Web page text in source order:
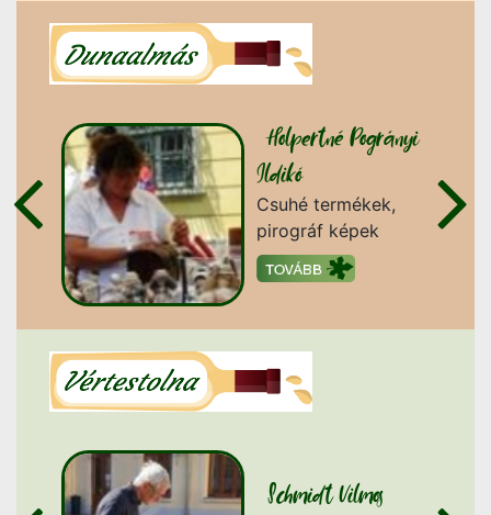
Holpertné Pogrányi
Ildikó
Csuhé termékek,
pirográf képek
Schmidt Vilmos